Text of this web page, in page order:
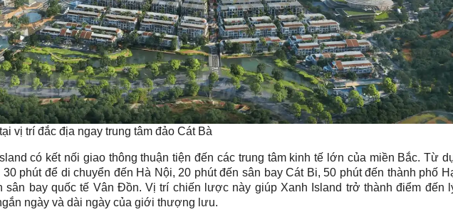
vị trí đắc địa ngay trung tâm đảo Cát Bà
có kết nối giao thông thuận tiện đến các trung tâm kinh tế lớn của miền Bắc. Từ
phút để di chuyển đến Hà Nội, 20 phút đến sân bay Cát Bi, 50 phút đến thành phố
sân bay quốc tế Vân Đồn. Vị trí chiến lược này giúp Xanh Island trở thành điểm đến
ngày và dài ngày của giới thượng lưu.